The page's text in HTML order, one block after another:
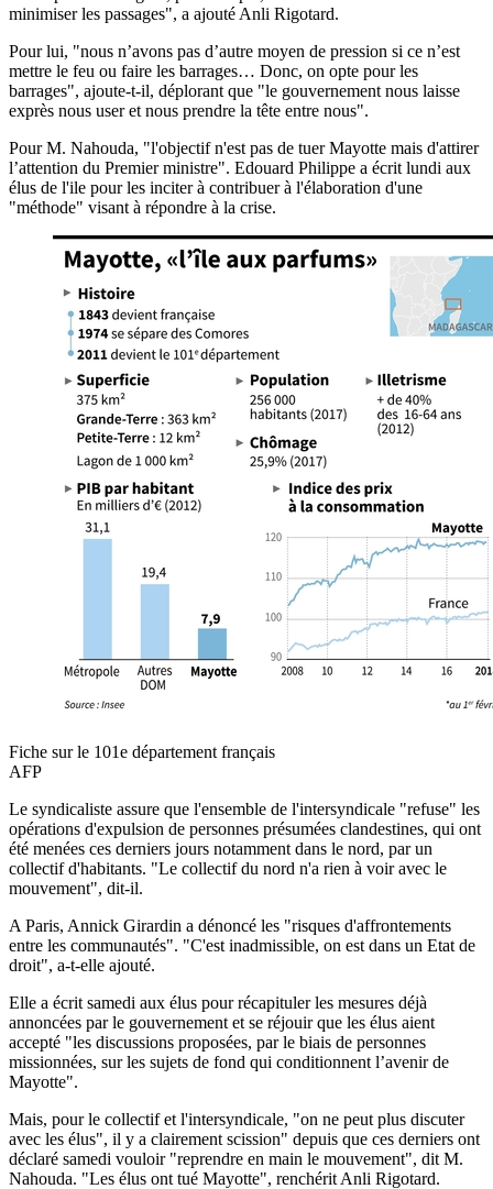
minimiser les passages", a ajouté Anli Rigotard.
Pour lui, "nous n’avons pas d’autre moyen de pression si ce n’est
mettre le feu ou faire les barrages… Donc, on opte pour les
barrages", ajoute-t-il, déplorant que "le gouvernement nous laisse
exprès nous user et nous prendre la tête entre nous".
Pour M. Nahouda, "l'objectif n'est pas de tuer Mayotte mais d'attirer
l’attention du Premier ministre". Edouard Philippe a écrit lundi aux
élus de l'ile pour les inciter à contribuer à l'élaboration d'une
"méthode" visant à répondre à la crise.
Fiche sur le 101e département français
AFP
Le syndicaliste assure que l'ensemble de l'intersyndicale "refuse" les
opérations d'expulsion de personnes présumées clandestines, qui ont
été menées ces derniers jours notamment dans le nord, par un
collectif d'habitants. "Le collectif du nord n'a rien à voir avec le
mouvement", dit-il.
A Paris, Annick Girardin a dénoncé les "risques d'affrontements
entre les communautés". "C'est inadmissible, on est dans un Etat de
droit", a-t-elle ajouté.
Elle a écrit samedi aux élus pour récapituler les mesures déjà
annoncées par le gouvernement et se réjouir que les élus aient
accepté "les discussions proposées, par le biais de personnes
missionnées, sur les sujets de fond qui conditionnent l’avenir de
Mayotte".
Mais, pour le collectif et l'intersyndicale, "on ne peut plus discuter
avec les élus", il y a clairement scission" depuis que ces derniers ont
déclaré samedi vouloir "reprendre en main le mouvement", dit M.
Nahouda. "Les élus ont tué Mayotte", renchérit Anli Rigotard.